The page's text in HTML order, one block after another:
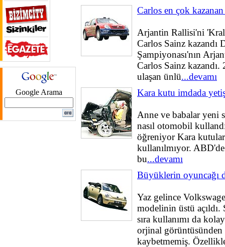
Google Arama
Carlos en çok
Arjantin Rallisi'ni
Carlos Sainz kazandı
Şampiyonası'nın
Carlos Sainz
ulaşan ünlü...devamı
Kara kutu imdada
Anne ve babalar yeni
nasıl otomobil
öğreniyor Kara kutular
kullanılmıyor.
bu...devamı
Büyüklerin oyuncağı
Yaz gelince
modelinin üstü açıldı.
sıra kullanımı da
orjinal görüntüsünden
kaybetmemiş.